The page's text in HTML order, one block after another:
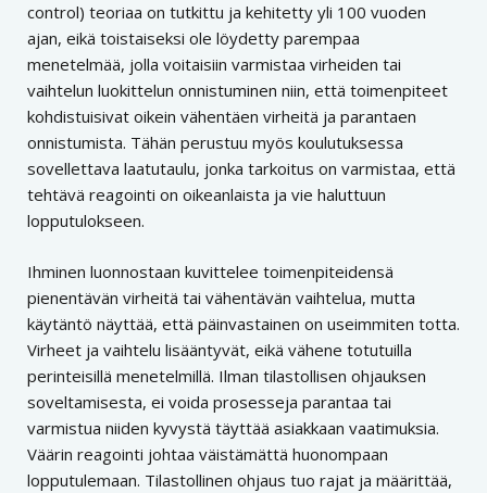
control) teoriaa on tutkittu ja kehitetty yli 100 vuoden
ajan, eikä toistaiseksi ole löydetty parempaa
menetelmää, jolla voitaisiin varmistaa virheiden tai
vaihtelun luokittelun onnistuminen niin, että toimenpiteet
kohdistuisivat oikein vähentäen virheitä ja parantaen
onnistumista. Tähän perustuu myös koulutuksessa
sovellettava laatutaulu, jonka tarkoitus on varmistaa, että
tehtävä reagointi on oikeanlaista ja vie haluttuun
lopputulokseen.
Ihminen luonnostaan kuvittelee toimenpiteidensä
pienentävän virheitä tai vähentävän vaihtelua, mutta
käytäntö näyttää, että päinvastainen on useimmiten totta.
Virheet ja vaihtelu lisääntyvät, eikä vähene totutuilla
perinteisillä menetelmillä. Ilman tilastollisen ohjauksen
soveltamisesta, ei voida prosesseja parantaa tai
varmistua niiden kyvystä täyttää asiakkaan vaatimuksia.
Väärin reagointi johtaa väistämättä huonompaan
lopputulemaan. Tilastollinen ohjaus tuo rajat ja määrittää,